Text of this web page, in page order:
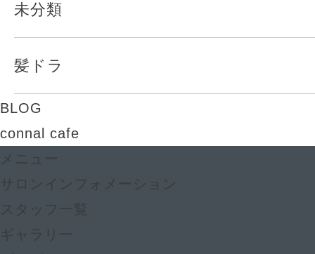
未分類
髪ドラ
BLOG
connal cafe
メニュー
サロンインフォメーション
スタッフ一覧
ギャラリー